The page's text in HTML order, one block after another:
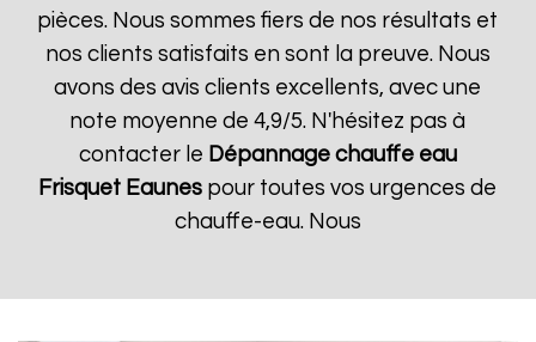
pièces. Nous sommes fiers de nos résultats et
nos clients satisfaits en sont la preuve. Nous
avons des avis clients excellents, avec une
note moyenne de 4,9/5. N'hésitez pas à
contacter le Dépannage chauffe eau
Frisquet Eaunes pour toutes vos urgences de
chauffe-eau. Nous